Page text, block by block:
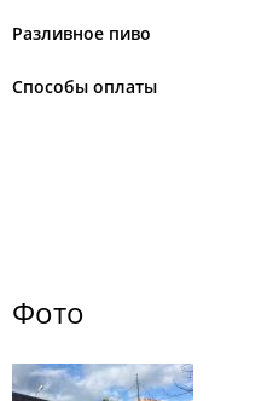
Разливное пиво
Способы оплаты
Фото